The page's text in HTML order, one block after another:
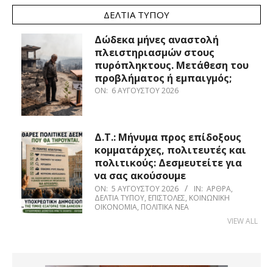
ΔΕΛΤΊΑ ΤΎΠΟΥ
Δώδεκα μήνες αναστολή
πλειστηριασμών στους
πυρόπληκτους. Μετάθεση του
προβλήματος ή εμπαιγμός;
ON: 6 ΑΥΓΟΎΣΤΟΥ 2026
Δ.Τ.: Μήνυμα προς επίδοξους
κομματάρχες, πολιτευτές και
πολιτικούς: Δεσμευτείτε για
να σας ακούσουμε
ON: 5 ΑΥΓΟΎΣΤΟΥ 2026 IN: ΆΡΘΡΑ,
ΔΕΛΤΊΑ ΤΎΠΟΥ, ΕΠΙΣΤΟΛΈΣ, ΚΟΙΝΩΝΙΚΉ
ΟΙΚΟΝΟΜΊΑ, ΠΟΛΙΤΙΚΆ ΝΈΑ
VIEW ALL